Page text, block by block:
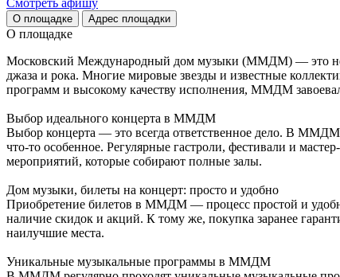
О площадке Адрес площадки
О площадке
Московский Международный дом музыки (ММДМ) — это не
джаза и рока. Многие мировые звезды и известные
программ и высокому качеству исполнения, ММДМ
Выбор идеального концерта в ММДМ
Выбор концерта — это всегда ответственное дело. В
что-то особенное. Регулярные гастроли, фестивали и
мероприятий, которые собирают полные залы.
Дом музыки, билеты на концерт: просто и удобно
Приобретение билетов в ММДМ — процесс простой и
наличие скидок и акций. К тому же, покупка заранее
наилучшие места.
Уникальные музыкальные программы в ММДМ